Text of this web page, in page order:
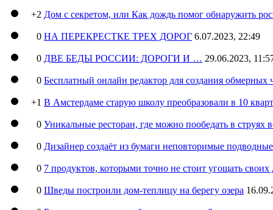
+2 Дом с секретом, или Как дождь помог обнаружить
0 НА ПЕРЕКРЕСТКЕ ТРЕХ ДОРОГ 6.07.2023, 22:49
0 ДВЕ БЕДЫ РОССИИ: ДОРОГИ И … 29.06.2023,
0 Бесплатный онлайн редактор для создания обмерных
+1 В Амстердаме старую школу преобразовали в 10
0 Уникальные ресторан, где можно пообедать в струях
0 Дизайнер создаёт из бумаги неповторимые
0 7 продуктов, которыми точно не стоит угощать
0 Шведы построили дом-теплицу на берегу озера